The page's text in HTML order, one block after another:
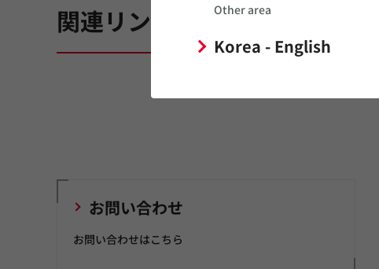
Other area
Korea - English
関連リンク
お問い合わせ
お問い合わせはこちら